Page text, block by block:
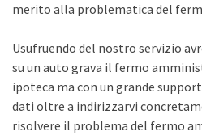
merito alla problematica del
Usufruendo del nostro servizio
su un auto grava il fermo
ipoteca ma con un grande
dati oltre a indirizzarvi
risolvere il problema del fermo